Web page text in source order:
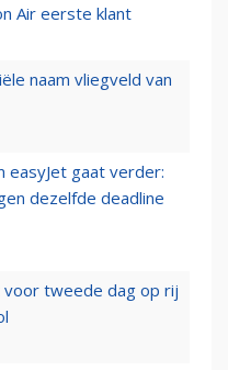
Air eerste klant
naam vliegveld van
easyJet gaat verder:
dezelfde deadline
voor tweede dag op rij